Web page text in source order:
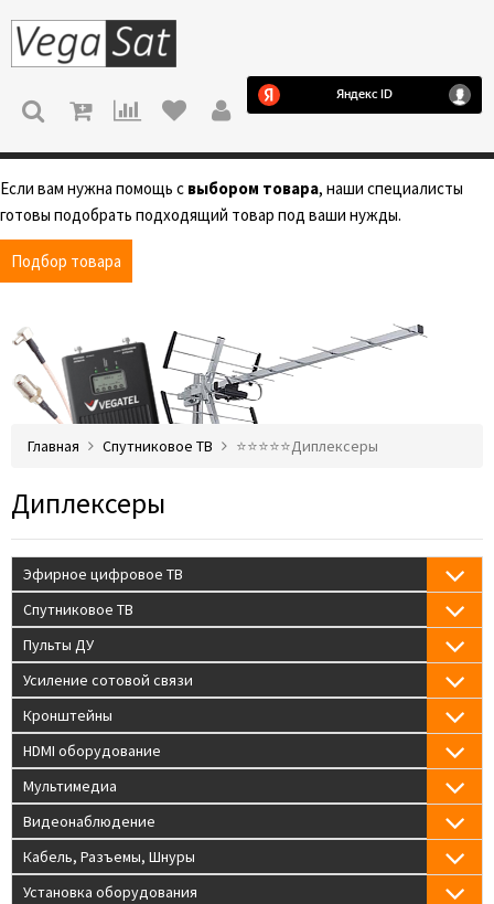
МЕНЮ
Если вам нужна помощь с выбором товара, наши специалисты
готовы подобрать подходящий товар под ваши нужды.
Подбор товара
Главная Спутниковое ТВ ⭐️⭐️⭐️⭐️⭐️Диплексеры
Диплексеры
Эфирное цифровое ТВ
Спутниковое ТВ
Пульты ДУ
Усиление сотовой связи
Кронштейны
HDMI оборудование
Мультимедиа
Видеонаблюдение
Кабель, Разъемы, Шнуры
Установка оборудования